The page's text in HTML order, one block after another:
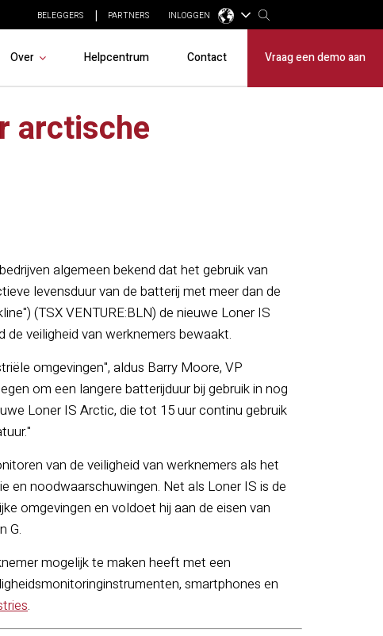
BELEGGERS PARTNERS INLOGGEN
Over Helpcentrum Contact Vraag een demo aan
arctische
algemeen bekend dat het gebruik van
levensduur van de batterij met meer dan de
(TSX VENTURE:BLN) de nieuwe Loner IS
veiligheid van werknemers bewaakt.
omgevingen", aldus Barry Moore, VP
om een langere batterijduur bij gebruik in nog
Loner IS Arctic, die tot 15 uur continu gebruik
van de veiligheid van werknemers als het
noodwaarschuwingen. Net als Loner IS is de
omgevingen en voldoet hij aan de eisen van
G.
mogelijk te maken heeft met een
smartphones en
.